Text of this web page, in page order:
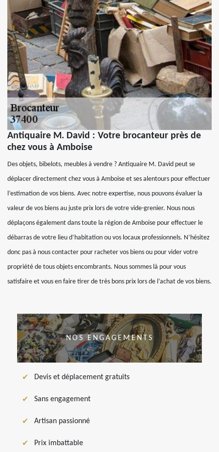
Antiquaire M. David : Votre brocanteur près de
chez vous à Amboise
Des objets, bibelots, meubles à vendre ? Antiquaire M. David peut se
déplacer directement chez vous à Amboise et ses alentours pour effectuer
l’estimation de vos biens. Avec notre expertise, nous pouvons évaluer la
valeur de vos biens au juste prix lors de votre vide-grenier. Nous nous
déplaçons également dans toute la région de Amboise pour effectuer le
débarras de votre lieu d’habitation ou vos locaux professionnels. N’hésitez
donc pas à nous contacter pour racheter vos biens ou pour vider votre
propriété de tous objets encombrants. Nous sommes là pour vous
satisfaire et vous en faire tirer de très bons prix lors de l’achat de vos biens.
NOS ENGAGEMENTS
Devis et déplacement gratuits
Sans engagement
Artisan passionné
Prix imbattable